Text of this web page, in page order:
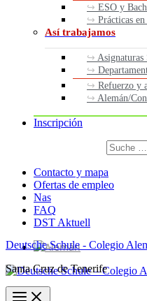
ESO y
Prácticas
Así trabajamos
Asignaturas
Refuerzo y
Alemán/
Inscripción
Buscar
por:
Contacto y mapa
Ofertas de empleo
Nas
FAQ
DST Aktuell
Deutsche Schule - Colegio
Santa Cruz de Tenerife